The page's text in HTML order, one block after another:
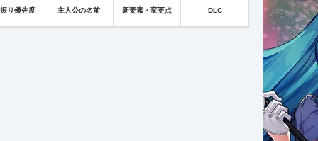
り優先度 主人公の名前 新要素・変更点 DLC